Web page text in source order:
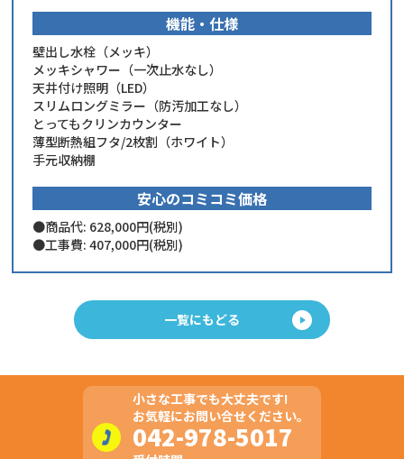
機能・仕様
壁出し水栓（メッキ）
メッキシャワー（一次止水なし）
天井付け照明（LED）
スリムロングミラー（防汚加工なし）
とってもクリンカウンター
薄型断熱組フタ/2枚割（ホワイト）
手元収納棚
安心のコミコミ価格
商品代: 628,000円(税別)
工事費: 407,000円(税別)
一覧にもどる
小さな工事でも大丈夫です!
お気軽にお問い合せください。
042-978-5017